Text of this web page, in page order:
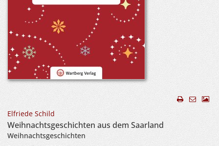
Elfriede Schild
Weihnachtsgeschichten aus dem Saarland
Weihnachtsgeschichten